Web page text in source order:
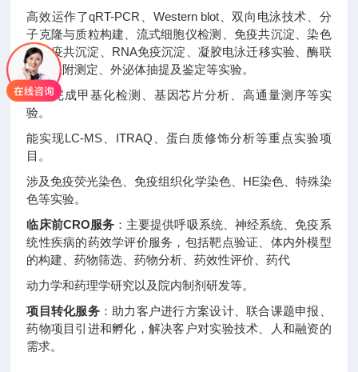
高效运作了qRT-PCR、Western blot、双向电泳技术、分
子克隆与质粒构建、流式细胞仪检测、免疫共沉淀、染色
质免疫共沉淀、RNA免疫沉淀、凝胶电泳迁移实验、酶联
免疫吸附测定、外泌体抽提及鉴定等实验。
可以完成甲基化检测、基因芯片分析、高通量测序等实
验。
能实现LC-MS、ITRAQ、蛋白质修饰分析等重点实验项
目。
涉及免疫荧光染色、免疫组织化学染色、HE染色、特殊染
色等实验。
临床前CRO服务 ：主要提供呼吸系统、神经系统、免疫系
统性疾病的药效学评价服务，包括靶点验证、体内外模型
的构建、药物筛选、药物分析、药效性评价、药代
动力学和药理学研究以及院内制剂研发等。
项目转化服务：助力客户进行方案设计、联合课题申报、
药物项目引进和孵化，解决客户对实验技术、人和融资的
需求。